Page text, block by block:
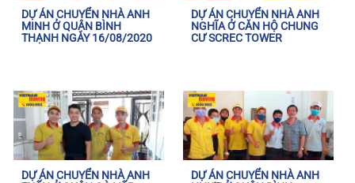
DỰ ÁN CHUYỂN NHÀ ANH
MINH Ở QUẬN BÌNH
THẠNH NGÀY 16/08/2020
DỰ ÁN CHUYỂN NHÀ ANH
NGHĨA Ở CĂN HỘ CHUNG
CƯ SCREC TOWER
DỰ ÁN CHUYỂN NHÀ ANH
DỰ ÁN CHUYỂN NHÀ ANH